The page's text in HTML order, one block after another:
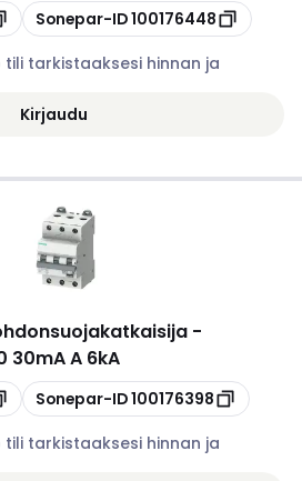
Kopioi
Sonepar-ID100176448
tarkistaaksesi hinnan ja
Kirjaudu
-
30mA A 6kA
Kopioi
Sonepar-ID100176398
tarkistaaksesi hinnan ja